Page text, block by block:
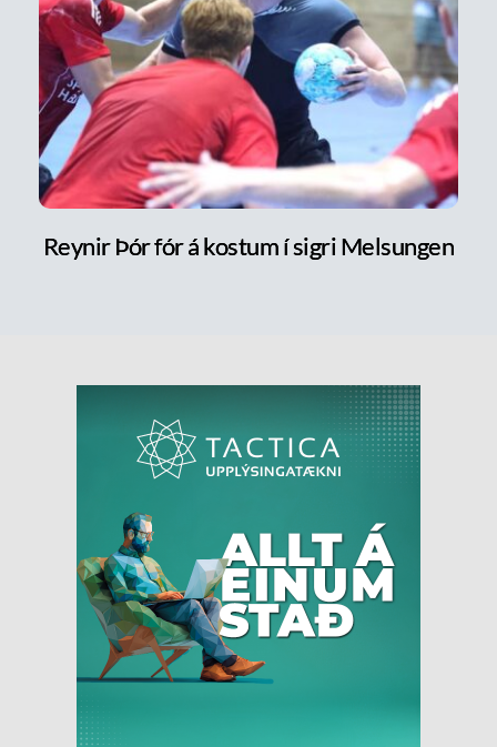
Reynir Þór fór á kostum í sigri Melsungen